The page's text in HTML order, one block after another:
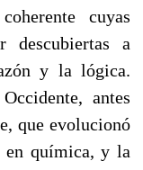
cuyas
descubiertas a
y la lógica.
antes
que evolucionó
en química, y la